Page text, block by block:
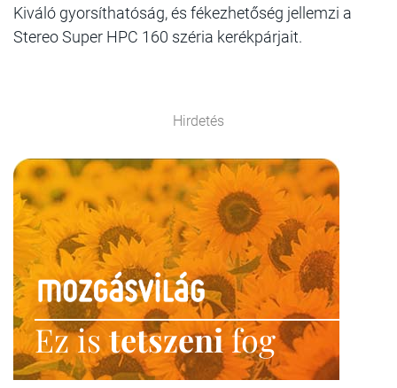
Kiváló gyorsíthatóság, és fékezhetőség jellemzi a
Stereo Super HPC 160 széria kerékpárjait.
Hirdetés
Ez istetszenifog